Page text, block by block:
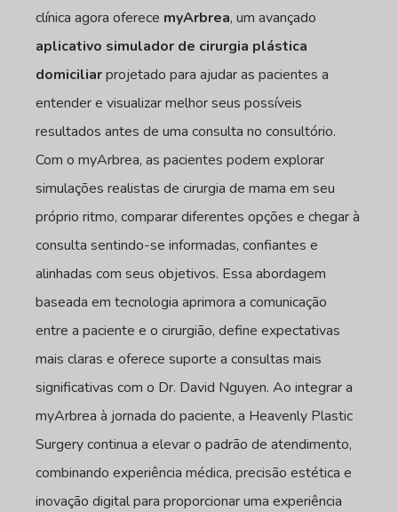
clínica agora oferece myArbrea, um avançado
aplicativo simulador de cirurgia plástica
domiciliarprojetado para ajudar as pacientes a
entender e visualizar melhor seus possíveis
resultados antes de uma consulta no consultório.
Com o myArbrea, as pacientes podem explorar
simulações realistas de cirurgia de mama em seu
próprio ritmo, comparar diferentes opções e chegar à
consulta sentindo-se informadas, confiantes e
alinhadas com seus objetivos. Essa abordagem
baseada em tecnologia aprimora a comunicação
entre a paciente e o cirurgião, define expectativas
mais claras e oferece suporte a consultas mais
significativas com o Dr. David Nguyen. Ao integrar a
myArbrea à jornada do paciente, a Heavenly Plastic
Surgery continua a elevar o padrão de atendimento,
combinando experiência médica, precisão estética e
inovação digital para proporcionar uma experiência